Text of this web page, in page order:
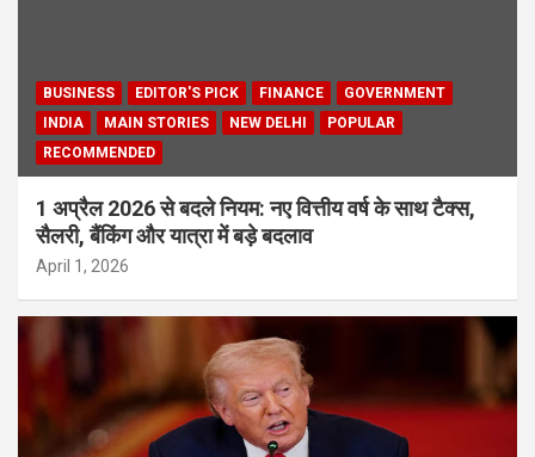
BUSINESS EDITOR'S PICK FINANCE
GOVERNMENT
INDIA
MAIN STORIES NEW DELHI
POPULAR
RECOMMENDED
1 अप्रैल 2026 से बदले नियम: नए वित्तीय वर्ष के साथ टैक्स,
सैलरी, बैंकिंग और यात्रा में बड़े बदलाव
April 1, 2026